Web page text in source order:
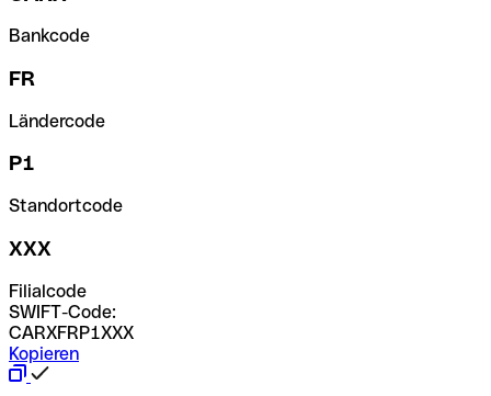
Bankcode
FR
Ländercode
P1
Standortcode
XXX
Filialcode
SWIFT-Code:
CARXFRP1XXX
Kopieren